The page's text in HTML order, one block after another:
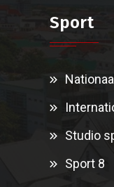
Sport
Nationaal
Studio
Sport 8